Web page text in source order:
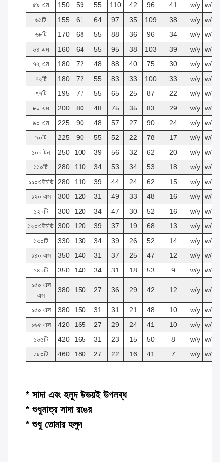
৫৯ এম
150 59 55 110 42 96 41 w/y w/y
৬১টি
155 61 64 97 35 109 38 w/y w/y
৬৮টি
170 68 55 88 36 96 34 w/y w/y
৬৪ এম
160 64 55 95 38 103 39 w/y w/y
৭২ এম
180 72 48 88 40 75 30 w/y w/y
৭২টি
180 72 55 83 33 100 33 w/y w/y
৭৭টি
195 77 55 65 25 87 22 w/y w/y
৮০ এম
200 80 48 75 35 83 29 w/y w/y
৯০ এম
225 90 48 57 27 90 24 w/y w/y
৯০টি
225 90 55 52 22 78 17 w/y w/y
১০০ টন
250 100 39 56 32 62 20 w/y w/y
১১০টি
280 110 34 53 34 53 18 w/y w/y
১১০এইচডি 280 110 39 44 24 62 15 w/y w/y
১২০ এস
300 120 31 49 33 48 16 w/y w/y
১২০টি
300 120 34 47 30 52 16 w/y w/y
১২০এইচডি 300 120 39 37 19 68 13 w/y w/y
১৩০টি
330 130 34 39 26 52 14 w/y w/y
১৪০ এস
350 140 31 37 25 47 12 w/y w/y
১৪০টি
350 140 34 31 18 53 9 w/y w/y
১৫০ এস
এস
380 150 27 36 29 42 12 w/y w/y
১৫০ এস 380 150 31 31 21 48 10 w/y w/y
১৬৫ এস
420 165 27 29 24 41 10 w/y w/y
১৬৫টি
420 165 31 23 15 50 8 w/y w/y
১৮০টি
460 180 27 22 16 41 7 w/y w/y
* সাদা এবং হলুদ উভয়ই উপলব্ধ
* শুধুমাত্র সাদা রঙের
* শুধু তোমার হলুদ